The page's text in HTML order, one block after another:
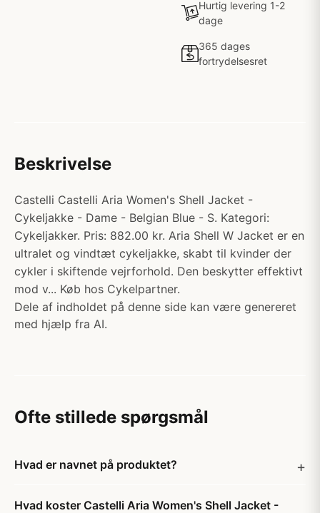
Hurtig levering 1-2
dage
365 dages
fortrydelsesret
Beskrivelse
Castelli Castelli Aria Women's Shell Jacket -
Cykeljakke - Dame - Belgian Blue - S. Kategori:
Cykeljakker. Pris: 882.00 kr. Aria Shell W Jacket er en
ultralet og vindtæt cykeljakke, skabt til kvinder der
cykler i skiftende vejrforhold. Den beskytter effektivt
mod v... Køb hos Cykelpartner.
Dele af indholdet på denne side kan være genereret
med hjælp fra AI.
Ofte stillede spørgsmål
Hvad er navnet på produktet?
Hvad koster Castelli Aria Women's Shell Jacket -